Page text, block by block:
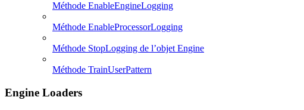
Méthode EnableEngineLogging
Méthode EnableProcessorLogging
Méthode StopLogging de l’objet Engine
Méthode TrainUserPattern
Engine Loaders